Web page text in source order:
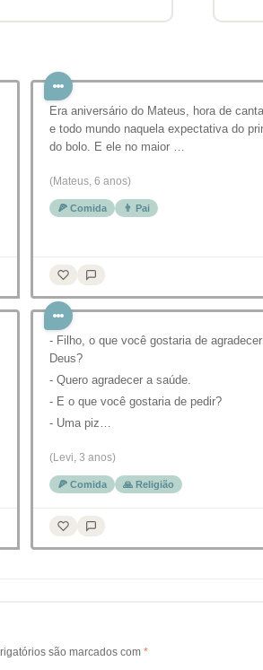
Era aniversário do Mateus, hora de
e todo mundo naquela expectativa do
do bolo. E ele no maior …
(Mateus, 6 anos)
🍕 Comida 👨 Pai
- Filho, o que você gostaria de
Deus?
- Quero agradecer a saúde.
- E o que você gostaria de pedir?
- Uma piz…
(Levi, 3 anos)
🍕 Comida 🙏 Religião
são marcados com *